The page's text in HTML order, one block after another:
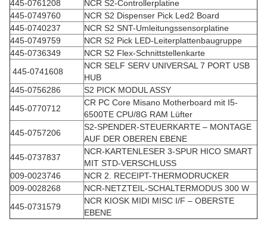
445-0761208
NCR S2-Controllerplatine
445-0749760
NCR S2 Dispenser Pick Led2 Board
445-0740237
NCR S2 SNT-Umleitungssensorplatine
445-0749759
NCR S2 Pick LED-Leiterplattenbaugruppe
445-0736349
NCR S2 Flex-Schnittstellenkarte
445-0741608
NCR SELF SERV UNIVERSAL 7 PORT USB
HUB
445-0756286
S2 PICK MODUL ASSY
445-0770712
CR PC Core Misano Motherboard mit I5-
6500TE CPU/8G RAM Lüfter
445-0757206
S2-SPENDER-STEUERKARTE – MONTAGE
AUF DER OBEREN EBENE
445-0737837
NCR-KARTENLESER 3-SPUR HICO SMART
MIT STD-VERSCHLUSS
009-0023746
NCR 2. RECEIPT-THERMODRUCKER
009-0028268
NCR-NETZTEIL-SCHALTERMODUS 300 W
445-0731579
NCR KIOSK MIDI MISC I/F – OBERSTE
EBENE